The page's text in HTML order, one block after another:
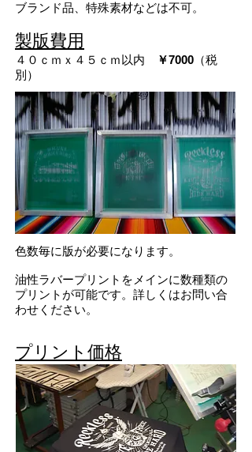
ブランド品、特殊素材などは不可。
​製版費用
４０ｃｍｘ４５ｃｍ以内 ￥7000 （税
別）​​​
​​​色数毎に版が必要になります。
油性ラバープリントをメインに数種類の
プリントが可能です。詳しくはお問い合
わせください。
​プリント価格​​​